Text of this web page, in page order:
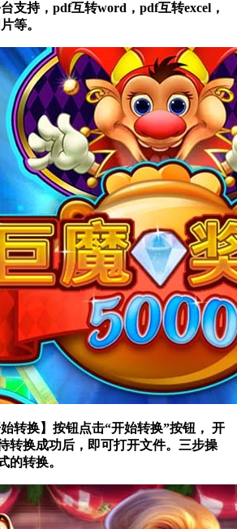
支持，pdf互转word，pdf互转excel，
等。
转换】按钮点击“开始转换”按钮， 开
转换成功后，即可打开文件。三步操
的转换。